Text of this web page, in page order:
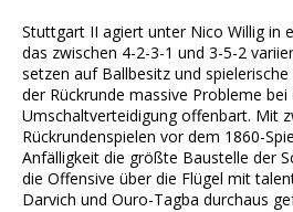
Stuttgart II agiert unter Nico Willig in
das zwischen 4-2-3-1 und 3-5-2
setzen auf Ballbesitz und
der Rückrunde massive Probleme bei
Umschaltverteidigung offenbart. Mit
Rückrundenspielen vor dem 1860-
Anfälligkeit die größte Baustelle der
die Offensive über die Flügel mit
Darvich und Ouro-Tagba durchaus